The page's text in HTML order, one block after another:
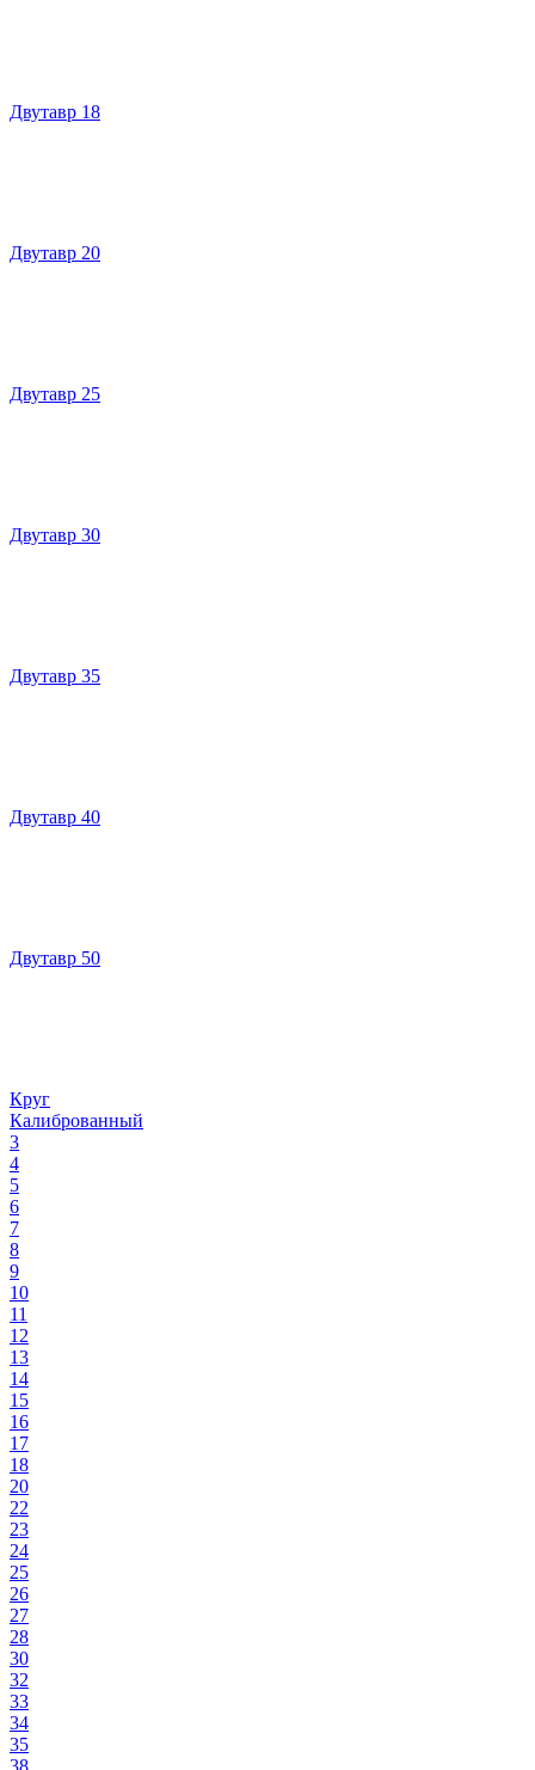
Двутавр 18
Двутавр 20
Двутавр 25
Двутавр 30
Двутавр 35
Двутавр 40
Двутавр 50
Круг
Калиброванный
3
4
5
6
7
8
9
10
11
12
13
14
15
16
17
18
20
22
23
24
25
26
27
28
30
32
33
34
35
38